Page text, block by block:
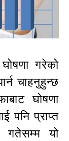
गरेको
चाहनुहुन्छ
घोषणा
पनि प्राप्त
यो